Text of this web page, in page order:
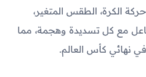
الكرة، الطقس المتغير،
مع كل تسديدة وهجمة، مما
نهائي كأس العالم.